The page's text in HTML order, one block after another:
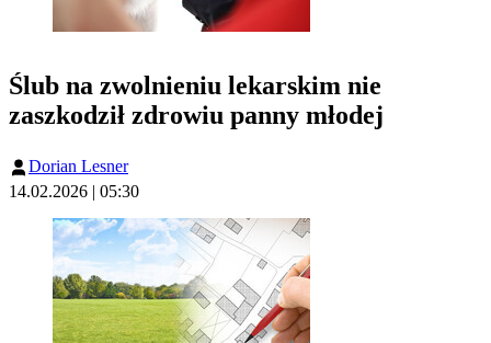
Ślub na zwolnieniu lekarskim nie
zaszkodził zdrowiu panny młodej
Dorian Lesner
14.02.2026 | 05:30